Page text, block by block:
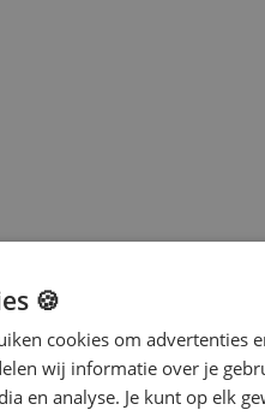
standpunten.
🍪
cookies om advertenties
wij informatie over je
en analyse. Je kunt op elk